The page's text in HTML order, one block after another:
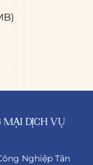
MẠI DỊCH VỤ
Nghiệp Tân